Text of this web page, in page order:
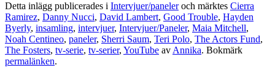
Detta inlägg publicerades i Intervjuer/paneleroch märktes Cierra
Ramirez, Danny Nucci, David Lambert, Good Trouble, Hayden
Byerly, insamling, intervjuer, Intervjuer/Paneler, Maia Mitchell,
Noah Centineo, paneler, Sherri Saum, Teri Polo, The Actors Fund,
The Fosters, tv-serie, tv-serier, YouTube av Annika. Bokmärk
permalänken.